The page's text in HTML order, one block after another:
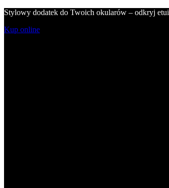
Stylowy dodatek do Twoich okularów – odkryj etui
Kup online